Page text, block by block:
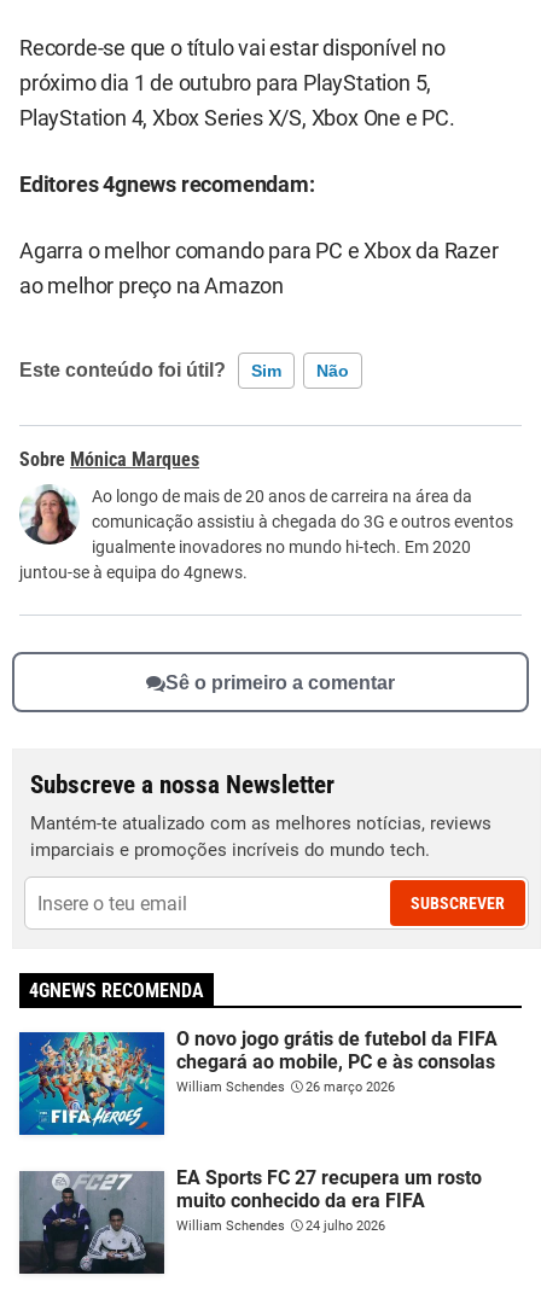
Recorde-se que o título vai estar disponível no
próximo dia 1 de outubro para PlayStation 5,
PlayStation 4, Xbox Series X/S, Xbox One e PC.
Editores 4gnews recomendam:
Agarra o melhor comando para PC e Xbox da Razer
ao melhor preço na Amazon
Este conteúdo foi útil? Sim Não
Este conteúdo contém informação incorreta
Este conteúdo não tem a informação que procuro
Outro
Mónica Marques
Ao longo de mais de 20 anos de carreira na área da
comunicação assistiu à chegada do 3G e outros eventos
igualmente inovadores no mundo hi-tech. Em 2020
juntou-se à equipa do 4gnews.
Sê o primeiro a comentar
Subscreve a nossa Newsletter
Mantém-te atualizado com as melhores notícias, reviews
imparciais e promoções incríveis do mundo tech.
SUBSCREVER
4GNEWS RECOMENDA
O novo jogo grátis de futebol da FIFA
chegará ao mobile, PC e às consolas
William Schendes 26 março 2026
EA Sports FC 27 recupera um rosto
muito conhecido da era FIFA
William Schendes 24 julho 2026